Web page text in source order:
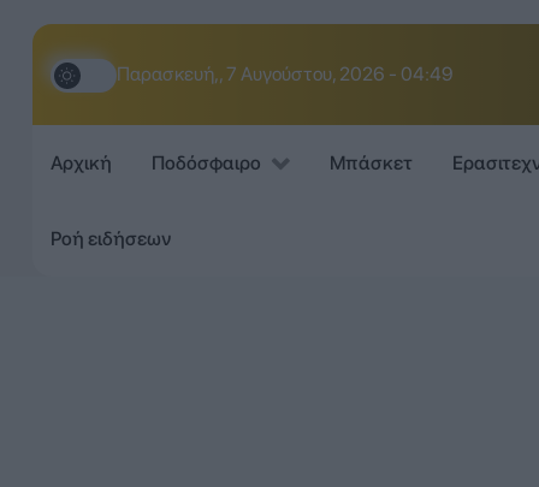
Παρασκευή,, 7 Αυγούστου, 2026 - 04:49
Αρχική Ποδόσφαιρο Μπάσκετ
Ροή ειδήσεων